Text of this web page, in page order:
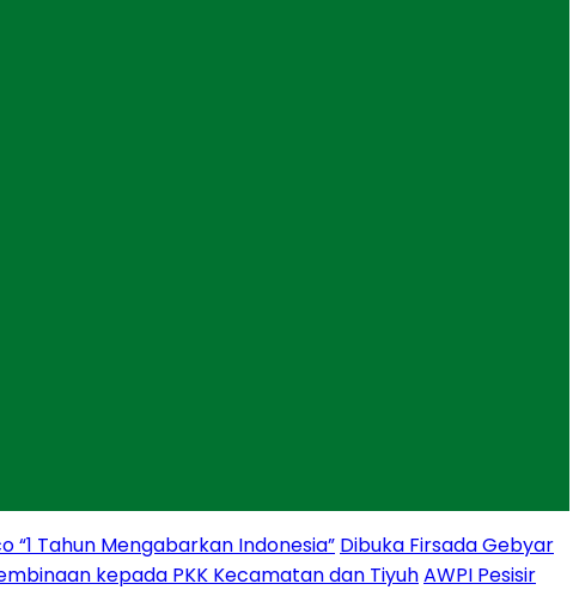
“1 Tahun Mengabarkan Indonesia” Dibuka Firsada Gebyar
kepada PKK Kecamatan dan TiyuhAWPI Pesisir